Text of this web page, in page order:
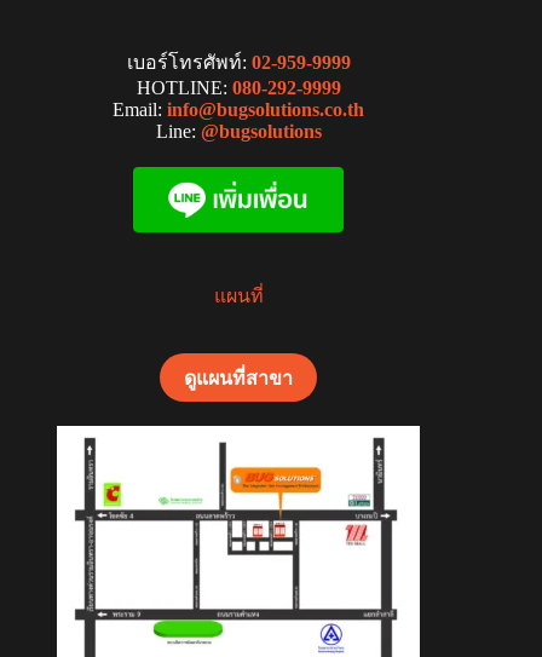
เบอร์โทรศัพท์: 02-959-9999
HOTLINE: 080-292-9999
Email:info@bugsolutions.co.th
Line: @bugsolutions
แผนที่
ดูแผนที่สาขา